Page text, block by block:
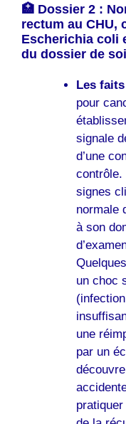
🏥 Dossier 2 :
rectum au CHU,
Escherichia coli
du dossier de
Les
pour
signale
d’une
contrôle.
signes
normale
à son
un choc
une
par un